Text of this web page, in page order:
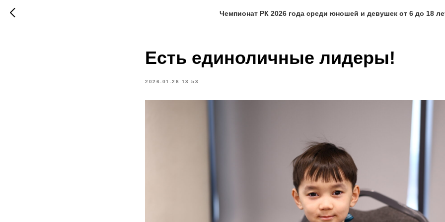
Чемпионат РК 2026 года среди юношей и девушек от 6 до 18
Есть единоличные лидеры!
2026-01-26 13:53